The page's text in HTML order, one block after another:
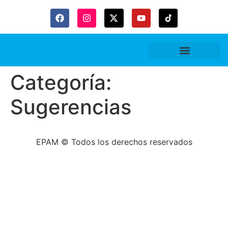
Categoría:
Sugerencias
EPAM © Todos los derechos reservados